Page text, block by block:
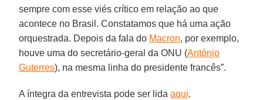
sempre com esse viés crítico em relação ao que
acontece no Brasil. Constatamos que há uma ação
orquestrada. Depois da fala do Macron, por exemplo,
houve uma do secretário-geral da ONU (António
Guterres), na mesma linha do presidente francês”.
A íntegra da entrevista pode ser lidaaqui.